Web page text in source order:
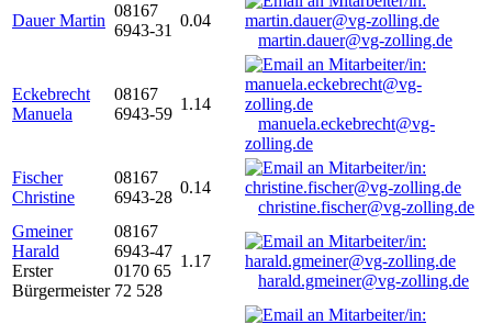
Dauer Martin
08167
6943-31
0.04
martin.dauer@vg-zolling.de
Eckebrecht
Manuela
08167
6943-59
1.14
manuela.eckebrecht@vg-
zolling.de
Fischer
Christine
08167
6943-28
0.14
christine.fischer@vg-zolling.de
Gmeiner
Harald
Erster
Bürgermeister
08167
6943-47
0170 65
72 528
1.17
harald.gmeiner@vg-zolling.de